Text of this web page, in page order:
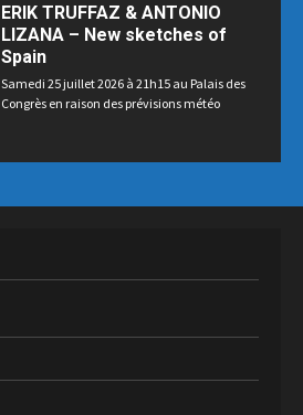
ERIK TRUFFAZ & ANTONIO
LIZANA – New sketches of
Spain
Samedi 25 juillet 2026 à 21h15 au Palais des
Congrès en raison des prévisions météo